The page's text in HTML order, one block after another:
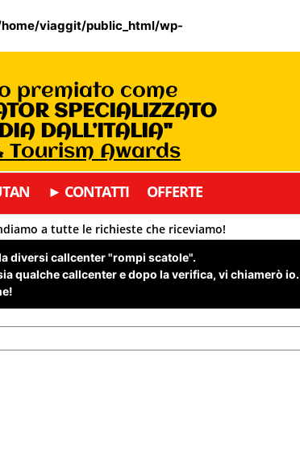
viaggit/public_html/wp-
premiato come
SPECIALIZZATO
DALL’ITALIA"
Tourism Awards
► CONTATTI OFFERTE
a tutte le richieste che riceviamo!
diversi callcenter "rompi scatole".
qualche callcenter e dopo la verifica, vi chiamerò io.